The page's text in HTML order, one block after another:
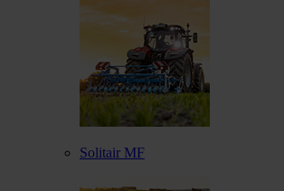
Solitair MF